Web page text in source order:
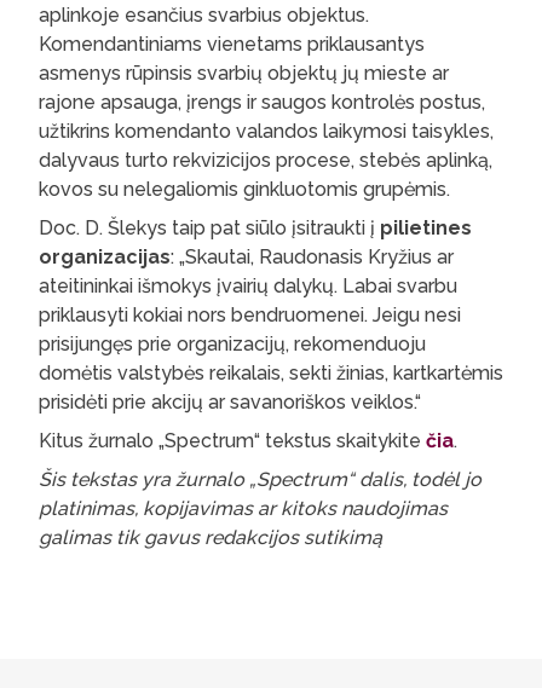
aplinkoje esančius svarbius objektus.
Komendantiniams vienetams priklausantys
asmenys rūpinsis svarbių objektų jų mieste ar
rajone apsauga, įrengs ir saugos kontrolės postus,
užtikrins komendanto valandos laikymosi taisykles,
dalyvaus turto rekvizicijos procese, stebės aplinką,
kovos su nelegaliomis ginkluotomis grupėmis.
Doc. D. Šlekys taip pat siūlo įsitraukti į pilietines
organizacijas: „Skautai, Raudonasis Kryžius ar
ateitininkai išmokys įvairių dalykų. Labai svarbu
priklausyti kokiai nors bendruomenei. Jeigu nesi
prisijungęs prie organizacijų, rekomenduoju
domėtis valstybės reikalais, sekti žinias, kartkartėmis
prisidėti prie akcijų ar savanoriškos veiklos.“
Kitus žurnalo „Spectrum“ tekstus skaitykite čia.
Šis tekstas yra žurnalo „Spectrum“ dalis, todėl jo
platinimas, kopijavimas ar kitoks naudojimas
galimas tik gavus redakcijos sutikimą